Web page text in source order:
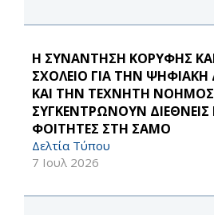
Η ΣΥΝΑΝΤΗΣΗ ΚΟΡΥΦΗΣ
ΣΧΟΛΕΙΟ ΓΙΑ ΤΗΝ ΨΗΦΙΑΚΗ
ΚΑΙ ΤΗΝ ΤΕΧΝΗΤΗ
ΣΥΓΚΕΝΤΡΩΝΟΥΝ ΔΙΕΘΝΕΙΣ
ΦΟΙΤΗΤΕΣ ΣΤΗ ΣΑΜΟ
Δελτία Τύπου
7 Ιουλ 2026